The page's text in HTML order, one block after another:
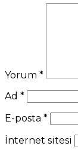
Yorum *
Ad *
E-posta *
İnternet sitesi